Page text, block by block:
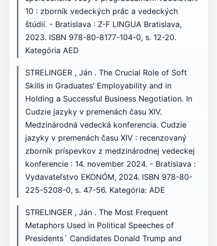
10 : zborník vedeckých prác a vedeckých
štúdií. - Bratislava : Z-F LINGUA Bratislava,
2023. ISBN 978-80-8177-104-0, s. 12-20.
Kategória AED
STRELINGER , Ján . The Crucial Role of Soft
Skills in Graduates’ Employability and in
Holding a Successful Business Negotiation. In
Cudzie jazyky v premenách času XIV.
Medzinárodná vedecká konferencia. Cudzie
jazyky v premenách času XIV : recenzovaný
zborník príspevkov z medzinárodnej vedeckej
konferencie : 14. november 2024. - Bratislava :
Vydavateľstvo EKONÓM, 2024. ISBN 978-80-
225-5208-0, s. 47-56. Kategória: ADE
STRELINGER , Ján . The Most Frequent
Metaphors Used in Political Speeches of
Presidents´ Candidates Donald Trump and